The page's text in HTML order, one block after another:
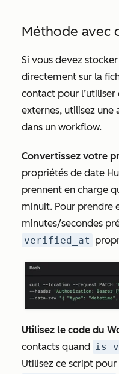
Méthode avec
Si vous devez
directement sur la
contact pour
externes, utilisez une
dans un workflow.
Convertissez votre
propriétés de date
prennent en charge
minuit. Pour prendre
minutes/secondes
verified_at
Utilisez le code du
contacts quand
Utilisez ce script